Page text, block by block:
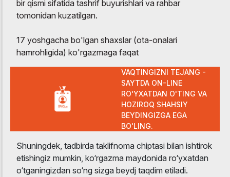
bir qismi sifatida tashrif buyurishlari va rahbar
tomonidan kuzatilgan.
17 yoshgacha bo'lgan shaxslar (ota-onalari
hamrohligida) ko'rgazmaga faqat
VAQTINGIZNI TEJANG -
SAYTDA ON-LINE
RO'YXATDAN O'TING VA
HOZIROQ SHAHSIY
BEYDINGIZGA EGA
BO'LING.
Shuningdek, tadbirda taklifnoma chiptasi bilan ishtirok
etishingiz mumkin, ko‘rgazma maydonida ro‘yxatdan
o‘tganingizdan so‘ng sizga beydj taqdim etiladi.